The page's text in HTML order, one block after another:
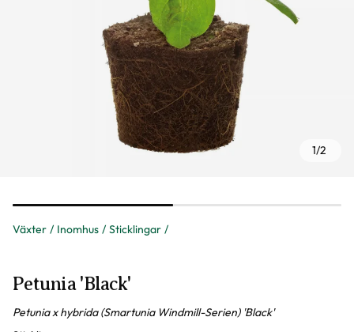
Växter Inomhus Sticklingar
1/2
Petunia 'Black'
Petunia x hybrida (Smartunia Windmill-Serien) 'Black'